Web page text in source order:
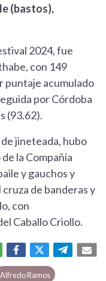
(bastos),
2024, fue
con 149
puntaje acumulado
por Córdoba
(93.62).
jineteada, hubo
la Compañía
y gauchos y
de banderas y
con
Caballo Criollo.
Alfredo Ramos